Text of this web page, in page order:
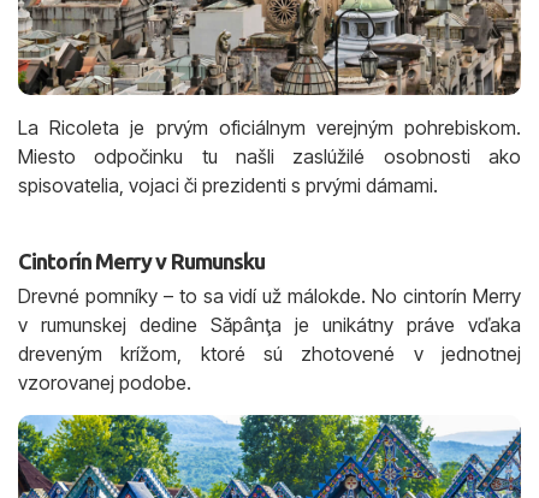
La Ricoleta je prvým oficiálnym verejným pohrebiskom.
Miesto odpočinku tu našli zaslúžilé osobnosti ako
spisovatelia, vojaci či prezidenti s prvými dámami.
Cintorín Merry v Rumunsku
Drevné pomníky – to sa vidí už málokde. No cintorín Merry
v rumunskej dedine Săpânţa je unikátny práve vďaka
dreveným krížom, ktoré sú zhotovené v jednotnej
vzorovanej podobe.